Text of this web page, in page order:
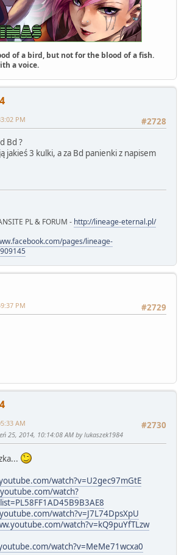
of a bird, but not for the blood of a fish.
a voice.
#2728
PM
Bd ?
jakieś 3 kulki, a za Bd panienki z napisem
PL & FORUM - http://lineage-eternal.pl/
pages/lineage-
#2729
PM
#2730
AM
25, 2014, 10:14:08 AM by lukaszek1984
watch?v=U2gec97mGtE
watch?
watch?v=J7L74DpsXpU
watch?v=kQ9puYfTLzw
watch?v=MeMe71wcxa0